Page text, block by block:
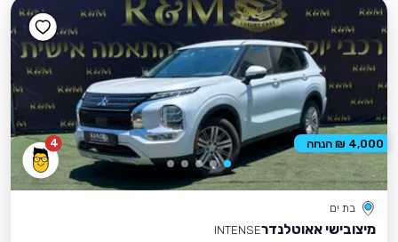
4
בת ים
מיצובישי אאוטלנדרINTENSE
4,000 ₪ הנחה